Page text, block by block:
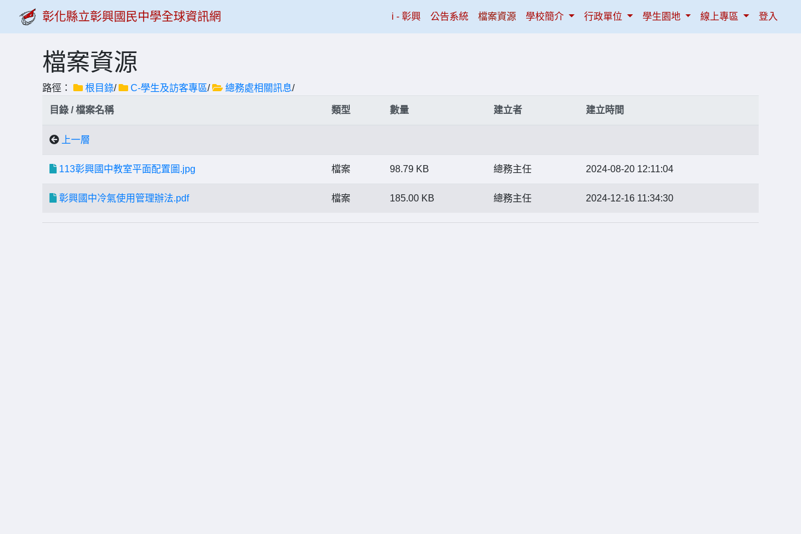
彰化縣立彰興國民中學全球資訊網 i - 彰興(current)
公告系統 檔案資源 學校簡介 行政單位 學生園地 線上專區 登入
檔案資源
路徑： 根目錄/ C-學生及訪客專區/ 總務處相關訊息/
目錄 / 檔案名稱 類型 數量 建立者 建立時間
上一層
113彰興國中教室平面配置圖.jpg 檔案 98.79 KB 總務主任 2024-08-20 12:11:04
彰興國中冷氣使用管理辦法.pdf 檔案 185.00 KB 總務主任 2024-12-16 11:34:30